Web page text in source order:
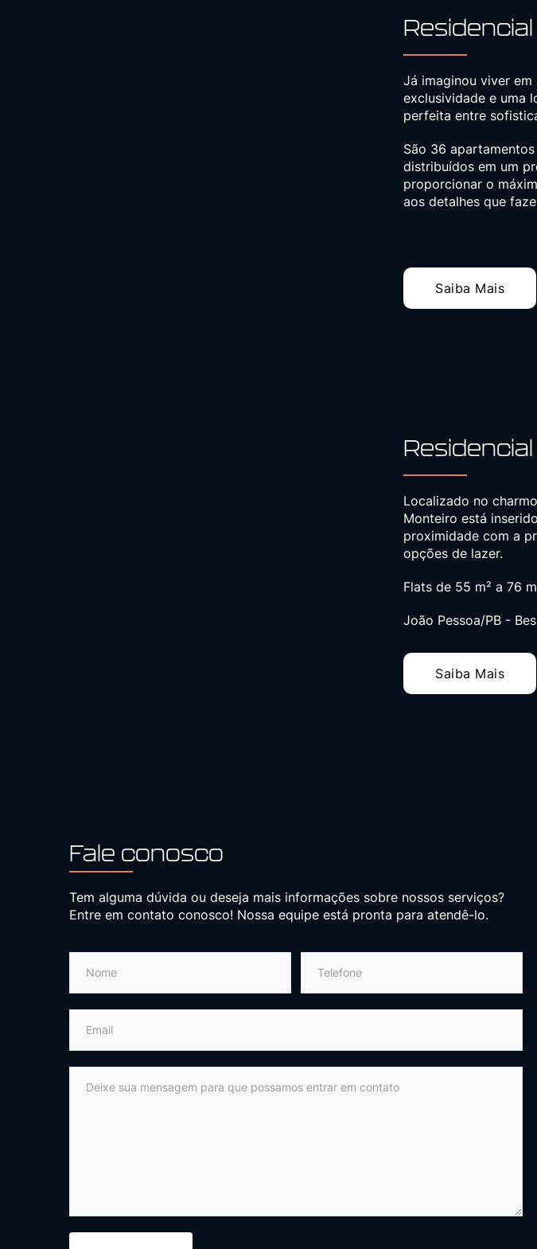
Já imaginou viver
exclusividade e uma
perfeita entre
São 36
distribuídos em um
proporcionar o
aos detalhes que
Saiba Mais
Localizado no
Monteiro está
proximidade com a
opções de lazer.
Flats de 55 m² a 76
João Pessoa/PB -
Saiba Mais
Fale conosco
Tem alguma dúvida ou deseja mais informações sobre nossos serviços?
Entre em contato conosco! Nossa equipe está pronta para atendê-lo.